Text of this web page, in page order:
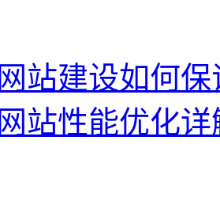
网站建设如何
网站性能优化详